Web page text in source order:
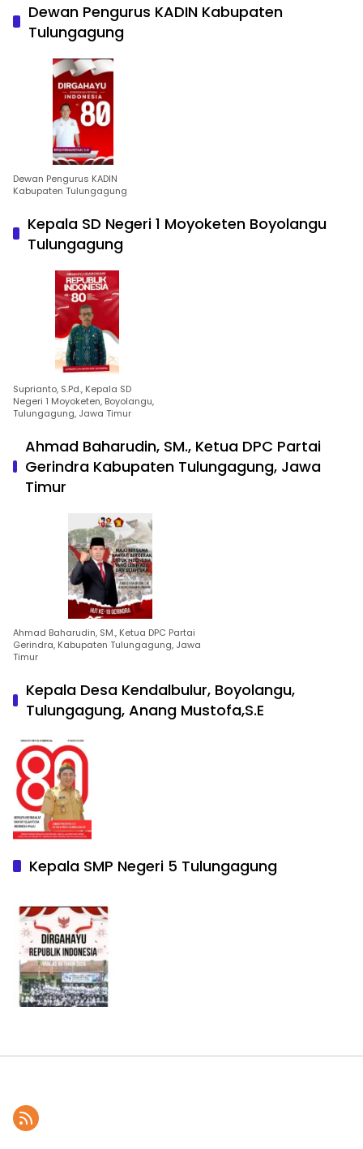
Dewan Pengurus KADIN Kabupaten
Tulungagung
Dewan Pengurus KADIN
Kabupaten Tulungagung
Kepala SD Negeri 1 Moyoketen Boyolangu
Tulungagung
Suprianto, S.Pd., Kepala SD
Negeri 1 Moyoketen, Boyolangu,
Tulungagung, Jawa Timur
Ahmad Baharudin, SM., Ketua DPC Partai
Gerindra Kabupaten Tulungagung, Jawa
Timur
Ahmad Baharudin, SM., Ketua DPC Partai
Gerindra, Kabupaten Tulungagung, Jawa
Timur
Kepala Desa Kendalbulur, Boyolangu,
Tulungagung, Anang Mustofa,S.E
Kepala SMP Negeri 5 Tulungagung